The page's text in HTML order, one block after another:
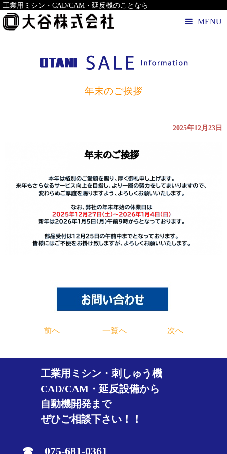
工業用ミシン・CAD/CAM・延反機のことなら
MENU
年末のご挨拶
2025年12月23日
前へ 一覧へ 次へ
工業用ミシン・刺しゅう機
CAD/CAM・延反設備から
自動機開発まで
ぜひご相談下さい！！
☎ 075-681-0361